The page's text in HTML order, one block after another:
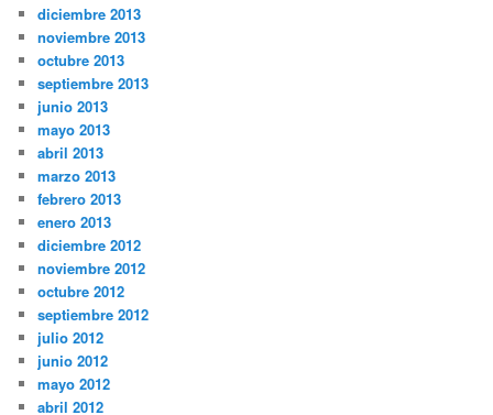
diciembre 2013
noviembre 2013
octubre 2013
septiembre 2013
junio 2013
mayo 2013
abril 2013
marzo 2013
febrero 2013
enero 2013
diciembre 2012
noviembre 2012
octubre 2012
septiembre 2012
julio 2012
junio 2012
mayo 2012
abril 2012